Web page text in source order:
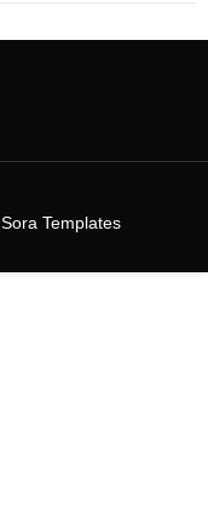
Sora Templates